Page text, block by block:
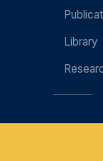
Library